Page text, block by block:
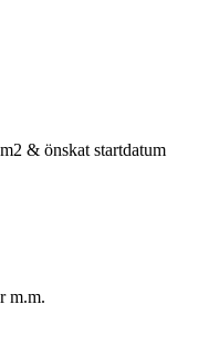
& önskat startdatum
m.m.